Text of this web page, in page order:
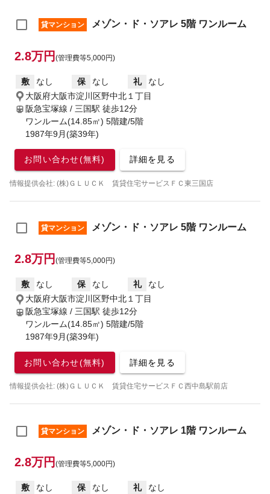
貸マンション メゾン・ド・ソアレ 5階 ワンルーム
2.8万円 (管理費等5,000円)
敷 なし 保 なし 礼
なし
大阪府大阪市淀川区野中北１丁目
阪急宝塚線 / 三国駅 徒歩12分
ワンルーム(14.85㎡) 5階建/5階
1987年9月(築39年)
お問い合わせ(無料) 詳細を見る
情報提供会社: (株)ＧＬＵＣＫ 賃貸住宅サービスＦＣ東三国店
貸マンション メゾン・ド・ソアレ 5階 ワンルーム
2.8万円 (管理費等5,000円)
敷 なし 保 なし 礼
なし
大阪府大阪市淀川区野中北１丁目
阪急宝塚線 / 三国駅 徒歩12分
ワンルーム(14.85㎡) 5階建/5階
1987年9月(築39年)
お問い合わせ(無料) 詳細を見る
情報提供会社: (株)ＧＬＵＣＫ 賃貸住宅サービスＦＣ西中島駅前店
貸マンション メゾン・ド・ソアレ 1階 ワンルーム
2.8万円 (管理費等5,000円)
敷 なし 保 なし 礼
なし